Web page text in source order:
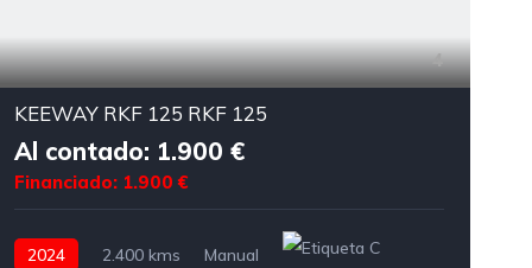
4
KEEWAY RKF 125 RKF 125
Al contado: 1.900 €
Financiado: 1.900 €
2024 2.400 kms Manual